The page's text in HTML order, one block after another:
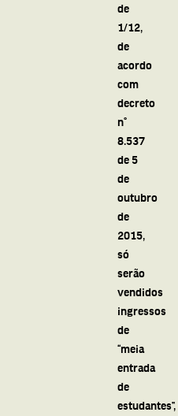
de
1/12,
de
acordo
com
decreto
n°
8.537
de 5
de
outubro
de
2015,
só
serão
vendidos
ingressos
de
“meia
entrada
de
estudantes”,